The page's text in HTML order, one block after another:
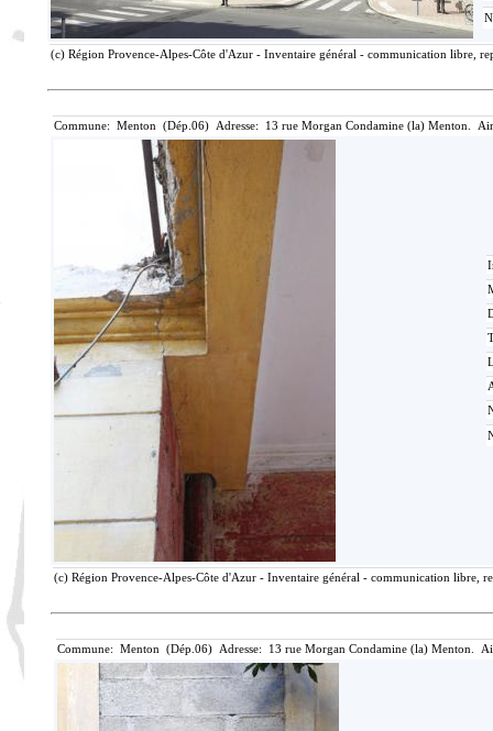
(c) Région Provence-Alpes-Côte d'Azur - Inventaire général - communication libre,
Commune: Menton (Dép.06) Adresse: 13 rue Morgan Condamine (la) Menton.
(c) Région Provence-Alpes-Côte d'Azur - Inventaire général - communication libre,
Commune: Menton (Dép.06) Adresse: 13 rue Morgan Condamine (la) Menton.